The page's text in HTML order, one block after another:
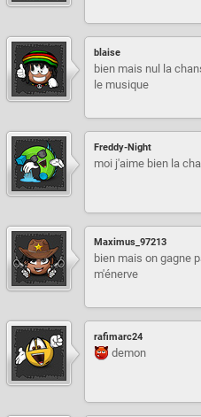
blaise
bien mais nul la
le musique
Freddy-Night
moi j'aime bien la
Maximus_97213
bien mais on gagne
m'énerve
rafimarc24
demon